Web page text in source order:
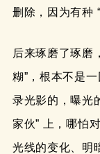
删除，因为有种
后来琢磨了琢磨
糊”，根本不是
录光影的，曝光
家伙” 上，哪怕
光线的变化、明